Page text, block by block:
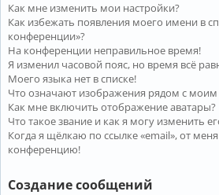
Как мне изменить мои настройки?
Как избежать появления моего имени в
конференции»?
На конференции неправильное время!
Я изменил часовой пояс, но время всё
Моего языка нет в списке!
Что означают изображения рядом с
Как мне включить отображение аватары?
Что такое звание и как я могу изменить
Когда я щёлкаю по ссылке «email», от
конференцию!
Создание сообщений